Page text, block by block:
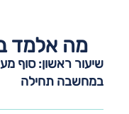
מה אלמד
שיעור ראשון: סוף
במחשבה תחילה